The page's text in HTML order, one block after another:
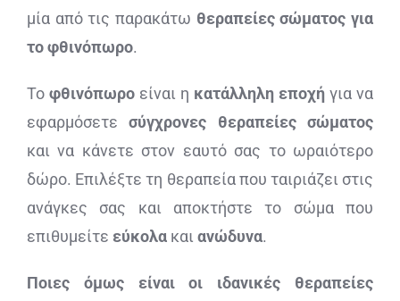
μία από τις παρακάτω θεραπείες σώματος για
το φθινόπωρο.
Το φθινόπωρο είναι η κατάλληλη εποχή για να
εφαρμόσετεσύγχρονες θεραπείες σώματος
και να κάνετε στον εαυτό σας το ωραιότερο
δώρο. Επιλέξτε τη θεραπεία που ταιριάζει στις
ανάγκες σας και αποκτήστε το σώμα που
επιθυμείτε εύκολακαι ανώδυνα.
Ποιες όμως είναι οι ιδανικές θεραπείες